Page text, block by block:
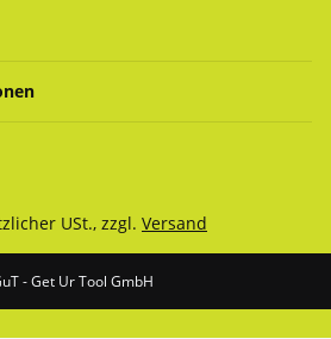
USt., zzgl. Versand
- Get Ur Tool GmbH